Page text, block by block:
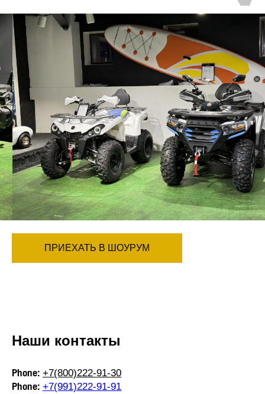
ПРИЕХАТЬ В ШОУРУМ
Наши контакты
Phone: +7(800)222-91-30
Phone: +7(991)222-91-91